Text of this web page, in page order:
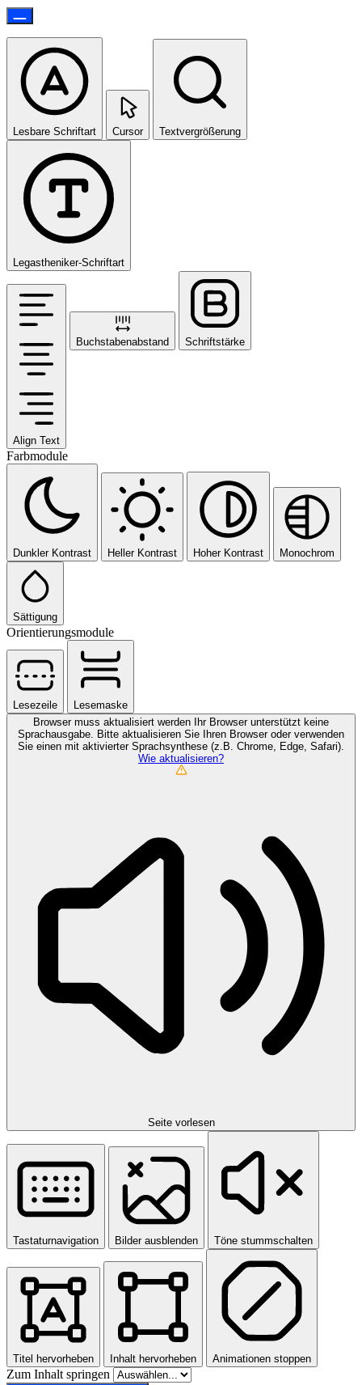
Lesbare Schriftart Cursor Textvergrößerung
Legastheniker-Schriftart
Align Text
Buchstabenabstand Schriftstärke
Farbmodule
Dunkler Kontrast Heller Kontrast Hoher Kontrast Monochrom
Sättigung
Orientierungsmodule
Lesezeile
Lesemaske
Browser muss aktualisiert werden
Ihr Browser unterstützt keine
Sprachausgabe. Bitte aktualisieren Sie Ihren Browser oder verwenden
Sie einen mit aktivierter Sprachsynthese (z.B. Chrome, Edge, Safari).
Wie aktualisieren?
Seite vorlesen
Tastaturnavigation Bilder ausblenden Töne stummschalten
Titel hervorheben Inhalt hervorheben Animationen stoppen
Zum Inhalt springen